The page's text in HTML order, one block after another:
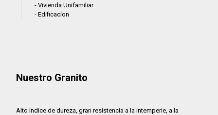
- Vivienda Unifamiliar
- Edificacíon
Nuestro Granito
Alto índice de dureza, gran resistencia a la intemperie, a la